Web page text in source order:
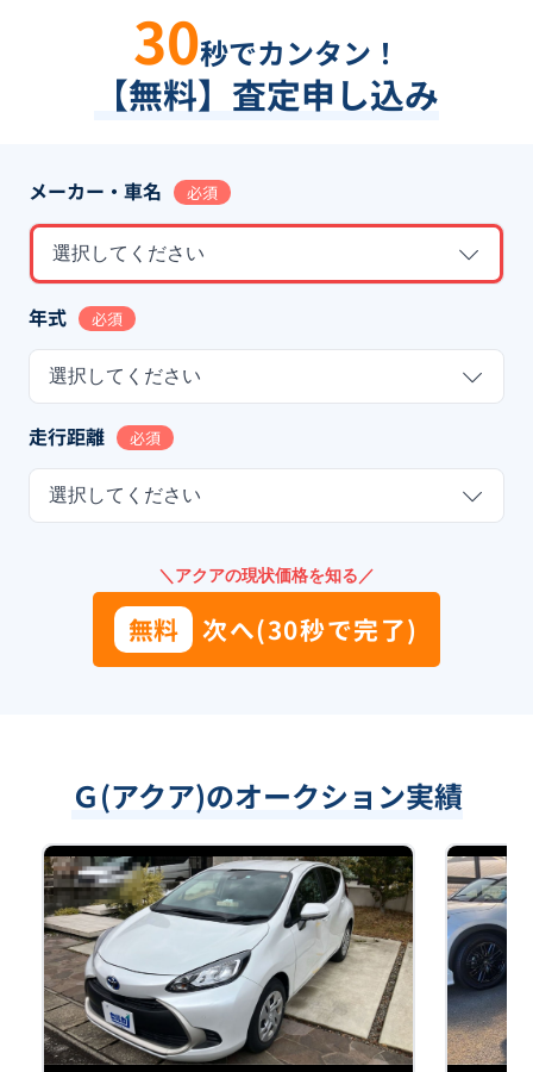
30秒でカンタン！
【無料】査定申し込み
メーカー・車名 必須
選択してください
年式 必須
選択してください
走行距離 必須
選択してください
＼アクアの現状価格を知る／
無料 次へ(30秒で完了)
Ｇ(アクア)のオークション実績